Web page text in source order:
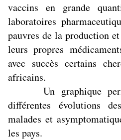
vaccins en grande
laboratoires
pauvres de la production
leurs propres
avec succès certains
africains.
Un graphique
différentes évolutions
malades et
les pays.